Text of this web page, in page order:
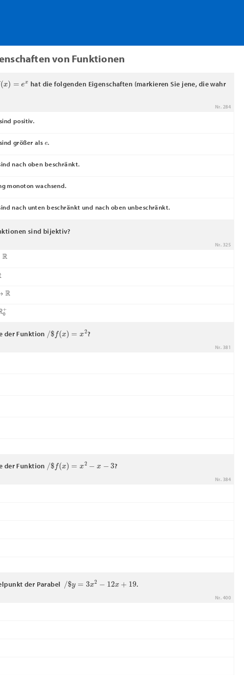
von Funktionen
x )=
hat die folgenden Eigenschaften (markieren Sie jene, die wahr
Nr. 284
positiv.
größer als .
nach oben beschränkt.
monoton wachsend.
nach unten beschränkt und nach oben unbeschränkt.
sind bijektiv?
Nr. 325
der Funktion /$ (x = ?
Nr. 381
der Funktion /$ (x = −x ?
Nr. 384
der Parabel /$ x − 12x+ .
Nr. 400